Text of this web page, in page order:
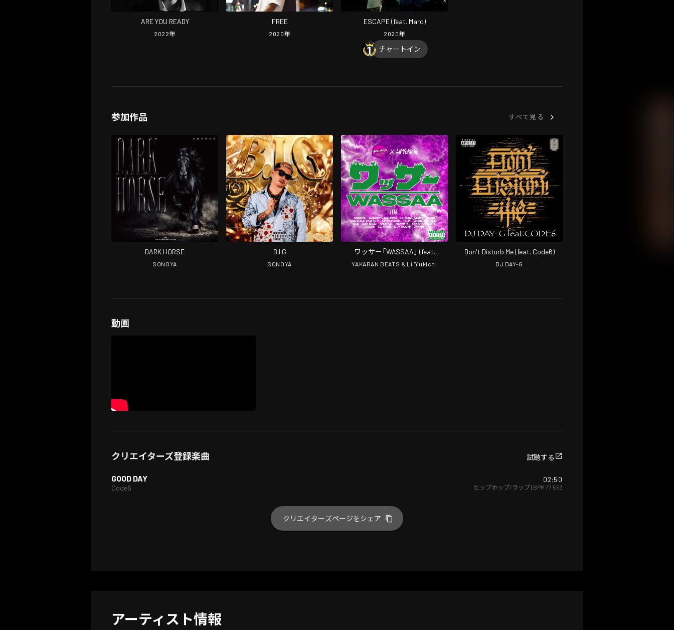
ARE YOU READY
2022年
FREE
2020年
ESCAPE (feat. Marq)
2020年
チャートイン
参加作品 すべて見る
DARK HORSE
SONOYA
B.I.G
SONOYA
ワッサー「WASSAA」 (feat.
SONOYA, Kangry, Malcom, LIL MAN,
XILLEG, ベル, BAK MILLI, Andy lit,
YAKARAN BEATS & Lil'Yukichi
Don't Disturb Me (feat. Code6)
DJ DAY-G
動画
クリエイターズ登録楽曲 試聴する
GOOD DAY
Code6
02:50
ヒップホップ/ラップ| BPM 77.553
クリエイターズページをシェア
アーティスト情報